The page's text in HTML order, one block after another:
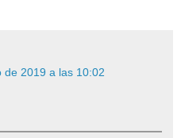
de 2019 a las 10:02